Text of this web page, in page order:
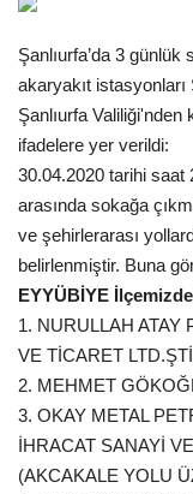
Tekno Bilim
Ekonomi
Siyaset
Galeriler
Yaşam
Künye
Sağlık
Şanlıurfa’da 3
akaryakıt istasyonları
Şanlıurfa Valiliği'nden
ifadelere yer verildi:
30.04.2020 tarihi saat
arasında sokağa
ve şehirlerarası
belirlenmiştir. Buna
EYYÜBİYE
1. NURULLAH ATAY
VE TİCARET
2. MEHMET
3. OKAY METAL
İHRACAT SANAYİ
(AKCAKALE YOLU